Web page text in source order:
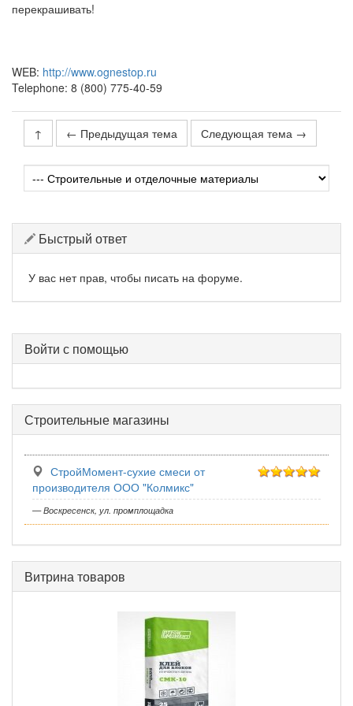
перекрашивать!
WEB: http://www.ognestop.ru
Telephone: 8 (800) 775-40-59
↑ ← Предыдущая тема Следующая тема →
Быстрый ответ
У вас нет прав, чтобы писать на форуме.
Войти с помощью
Строительные магазины
СтройМомент-сухие смеси от
производителя ООО "Колмикс"
— Воскресенск, ул. промплощадка
Витрина товаров